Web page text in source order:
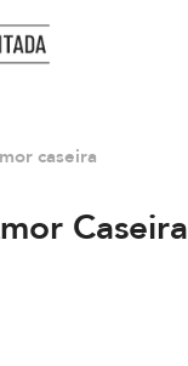
caseira
Caseira